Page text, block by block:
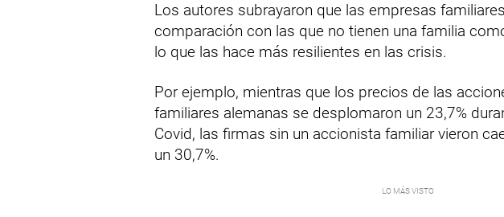
Los autores subrayaron que las empresas
comparación con las que no tienen una familia
lo que las hace más resilientes en las crisis.
Por ejemplo, mientras que los precios de las
familiares alemanas se desplomaron un 23,7%
Covid, las firmas sin un accionista familiar vieron
un 30,7%.